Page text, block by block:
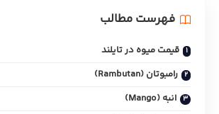
فهرست مطالب
قیمت میوه در تایلند
رامبوتان (Rambutan)
انبه (Mango)